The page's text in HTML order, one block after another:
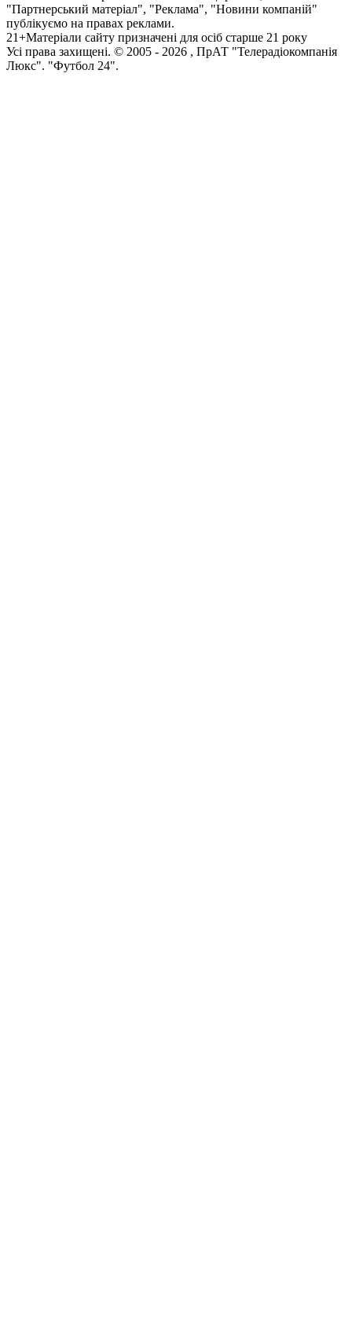
"Партнерський матеріал", "Реклама", "Новини компаній"
публікуємо на правах реклами.
21+Матеріали сайту призначені для осіб старше 21 року
Усi права захищенi. © 2005 - 2026 , ПрАТ "Телерадіокомпанія
Люкс". "Футбол 24".